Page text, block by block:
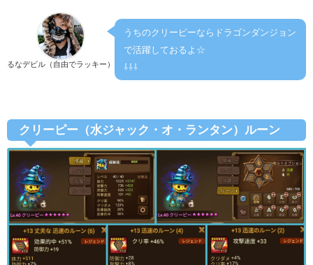
るなデビル（自由でラッキー）
うちのクリーピーならドラゴンダンジョン
で活躍しておるよ☆
⇩⇩⇩
クリーピー（水ジャック・オ・ランタン）ルーン